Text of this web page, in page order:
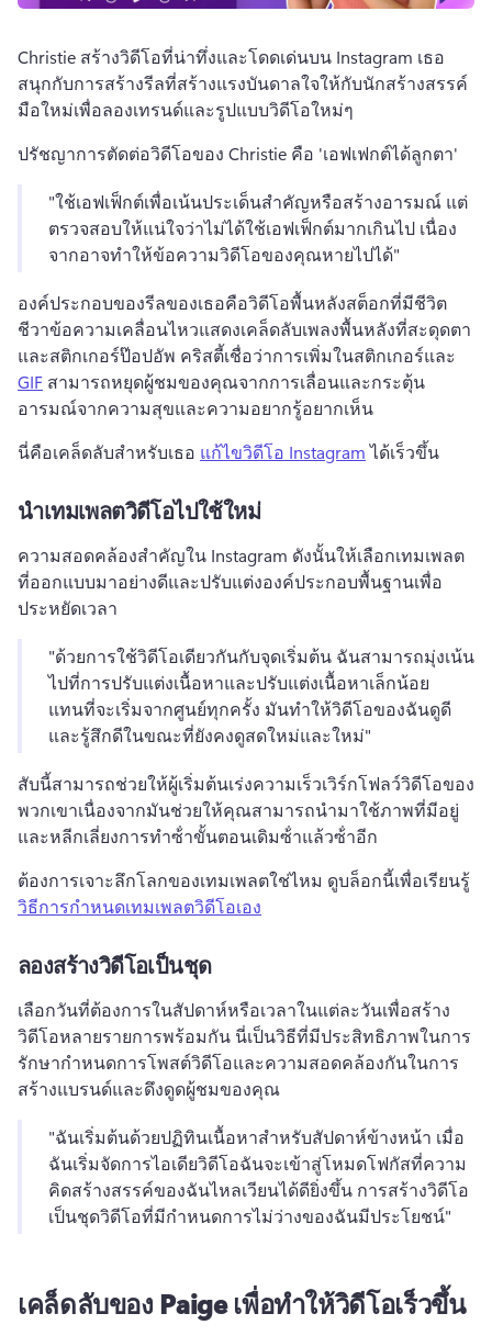
Christie สร้างวิดีโอที่น่าทึ่งและโดดเด่นบน Instagram เธอ
สนุกกับการสร้างรีลที่สร้างแรงบันดาลใจให้กับนักสร้างสรรค์
มือใหม่เพื่อลองเทรนด์และรูปแบบวิดีโอใหม่ๆ
ปรัชญาการตัดต่อวิดีโอของ Christie คือ 'เอฟเฟกต์ได้ลูกตา'
"ใช้เอฟเฟ็กต์เพื่อเน้นประเด็นสําคัญหรือสร้างอารมณ์ แต่
ตรวจสอบให้แน่ใจว่าไม่ได้ใช้เอฟเฟ็กต์มากเกินไป เนื่อง
จากอาจทําให้ข้อความวิดีโอของคุณหายไปได้"
องค์ประกอบของรีลของเธอคือวิดีโอพื้นหลังสต็อกที่มีชีวิต
ชีวาข้อความเคลื่อนไหวแสดงเคล็ดลับเพลงพื้นหลังที่สะดุดตา
และสติกเกอร์ป๊อปอัพ คริสตี้เชื่อว่าการเพิ่มในสติกเกอร์และ
GIF สามารถหยุดผู้ชมของคุณจากการเลื่อนและกระตุ้น
อารมณ์จากความสุขและความอยากรู้อยากเห็น
นี่คือเคล็ดลับสําหรับเธอ แก้ไขวิดีโอ Instagram ได้เร็วขึ้น
นําเทมเพลตวิดีโอไปใช้ใหม่
ความสอดคล้องสําคัญใน Instagram ดังนั้นให้เลือกเทมเพลต
ที่ออกแบบมาอย่างดีและปรับแต่งองค์ประกอบพื้นฐานเพื่อ
ประหยัดเวลา
"ด้วยการใช้วิดีโอเดียวกันกับจุดเริ่มต้น ฉันสามารถมุ่งเน้น
ไปที่การปรับแต่งเนื้อหาและปรับแต่งเนื้อหาเล็กน้อย
แทนที่จะเริ่มจากศูนย์ทุกครั้ง มันทําให้วิดีโอของฉันดูดี
และรู้สึกดีในขณะที่ยังคงดูสดใหม่และใหม่"
สับนี้สามารถช่วยให้ผู้เริ่มต้นเร่งความเร็วเวิร์กโฟลว์วิดีโอของ
พวกเขาเนื่องจากมันช่วยให้คุณสามารถนํามาใช้ภาพที่มีอยู่
และหลีกเลี่ยงการทําซ้ําขั้นตอนเดิมซ้ําแล้วซ้ําอีก
ต้องการเจาะลึกโลกของเทมเพลตใช่ไหม ดูบล็อกนี้เพื่อเรียนรู้
วิธีการกําหนดเทมเพลตวิดีโอเอง
ลองสร้างวิดีโอเป็นชุด
เลือกวันที่ต้องการในสัปดาห์หรือเวลาในแต่ละวันเพื่อสร้าง
วิดีโอหลายรายการพร้อมกัน นี่เป็นวิธีที่มีประสิทธิภาพในการ
รักษากําหนดการโพสต์วิดีโอและความสอดคล้องกันในการ
สร้างแบรนด์และดึงดูดผู้ชมของคุณ
"ฉันเริ่มต้นด้วยปฏิทินเนื้อหาสําหรับสัปดาห์ข้างหน้า เมื่อ
ฉันเริ่มจัดการไอเดียวิดีโอฉันจะเข้าสู่โหมดโฟกัสที่ความ
คิดสร้างสรรค์ของฉันไหลเวียนได้ดียิ่งขึ้น การสร้างวิดีโอ
เป็นชุดวิดีโอที่มีกําหนดการไม่ว่างของฉันมีประโยชน์"
เคล็ดลับของ Paige เพื่อทําให้วิดีโอเร็วขึ้น